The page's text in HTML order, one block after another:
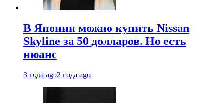
В Японии можно купить Nissan
Skyline за 50 долларов. Но есть
нюанс
3 года ago2 года ago